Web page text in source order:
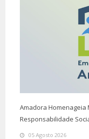
Amadora Homenageia
Responsabilidade
05 Agosto 2026